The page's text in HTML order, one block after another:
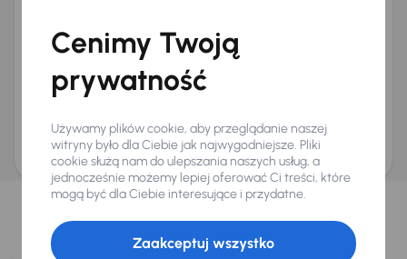
Na numer telefonu (opcjonalnie)
Wyślij zapytanie
ani zagwarantowaną dostępnością pojazdu. AURES Holdings a.s., z siedzibą
Dopraváků 874/15, Čimice, 184 00 Praga 8, będzie przechowywać i przetwarzać
Twoje dane osobowe zgodnie z zasadami ochrony i przetwarzaniadanych
osobowych
Wybraliśmy dla Ciebie
Wybieramy dla Ciebienajlepsze pojazdyz naszej oferty. Kupimy
dla Ciebiedo 400 pojazdówkażdego dnia.
Cenimy Twoją
prywatność
Używamy plików cookie, aby przeglądanie naszej
witryny było dla Ciebie jak najwygodniejsze. Pliki
cookie służą nam do ulepszania naszych usług, a
jednocześnie możemy lepiej oferować Ci treści, które
mogą być dla Ciebie interesujące i przydatne.
Zaakceptuj wszystko